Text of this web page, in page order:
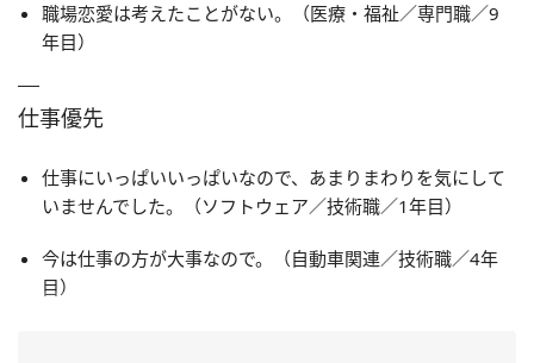
職場恋愛は考えたことがない。（医療・福祉／専門職／9
年目）
仕事優先
仕事にいっぱいいっぱいなので、あまりまわりを気にして
いませんでした。（ソフトウェア／技術職／1年目）
今は仕事の方が大事なので。（自動車関連／技術職／4年
目）